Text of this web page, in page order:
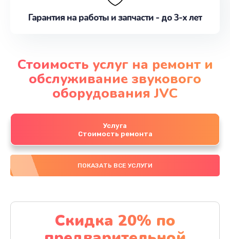
Гарантия на работы и запчасти - до 3-х лет
Стоимость услуг на ремонт и
обслуживание звукового
оборудования JVC
Услуга
Стоимость ремонта
ПОКАЗАТЬ ВСЕ УСЛУГИ
Скидка 20% по